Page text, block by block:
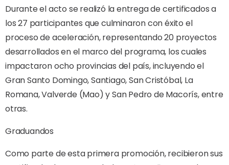
Durante el acto se realizó la entrega de certificados a
los 27 participantes que culminaron con éxito el
proceso de aceleración, representando 20 proyectos
desarrollados en el marco del programa, los cuales
impactaron ocho provincias del país, incluyendo el
Gran Santo Domingo, Santiago, San Cristóbal, La
Romana, Valverde (Mao) y San Pedro de Macorís, entre
otras.
Graduandos
Como parte de esta primera promoción, recibieron sus